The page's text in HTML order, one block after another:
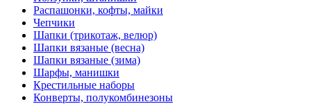
Распашонки, кофты, майки
Чепчики
Шапки (трикотаж, велюр)
Шапки вязаные (весна)
Шапки вязаные (зима)
Шарфы, манишки
Крестильные наборы
Конверты, полукомбинезоны